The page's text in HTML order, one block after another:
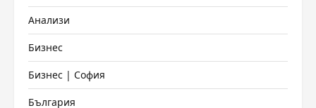
Анализи
Бизнес
Бизнес | София
България